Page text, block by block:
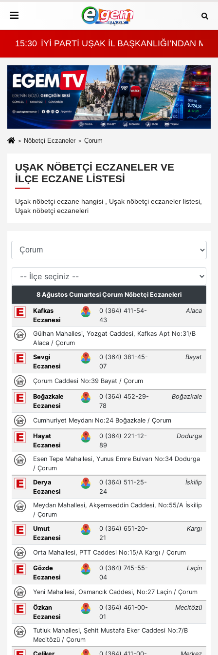
DEKANLARI VE GENEL SEKRETERİNE
15:30 İYİ PARTİ UŞAK İL BAŞKANLIĞI’NDAN
Nöbetçi Eczaneler Çorum
UŞAK NÖBETÇI ECZANELER VE
İLÇE ECZANE LISTESI
Uşak nöbetçi eczane hangisi , Uşak nöbetçi eczaneler listesi,
Uşak nöbetçi eczaneleri